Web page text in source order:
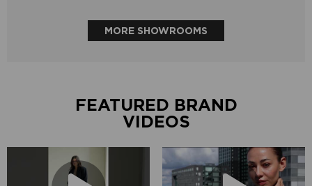
MORE SHOWROOMS
FEATURED BRAND
VIDEOS